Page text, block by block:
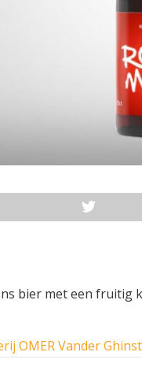
bier met een
OMER Vander